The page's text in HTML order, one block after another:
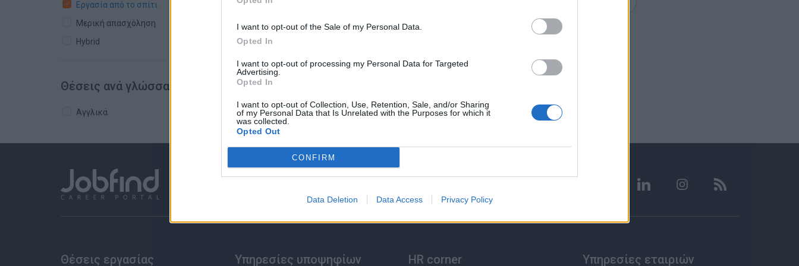
I want to opt-out of the Sale of my Personal Data.
Opted In
I want to opt-out of processing my Personal Data for Targeted
Advertising.
Opted In
I want to opt-out of Collection, Use, Retention, Sale, and/or Sharing
of my Personal Data that Is Unrelated with the Purposes for which it
was collected.
Opted Out
CONFIRM
Data Deletion Data Access Privacy Policy
Εργασία από το σπίτι
Μερική απασχόληση
Hybrid
Θέσεις ανά γλώσσα
Αγγλικά
Θέσεις εργασίας Υπηρεσίες υποψηφίων HR corner Υπηρεσίες εταιριών